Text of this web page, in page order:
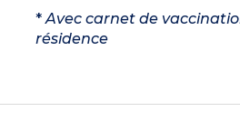
*Avec carnet de
résidence